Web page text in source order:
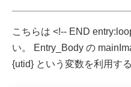
こちらは <!-- END
い。 Entry_Body の
{utid} という変数を利用す